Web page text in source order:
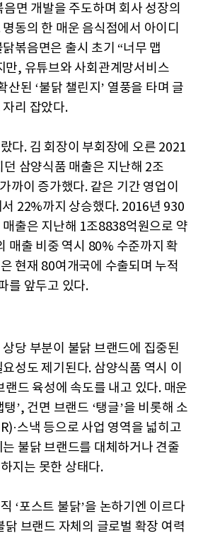
면 개발을 주도하며 회사 성장의
동의 한 매운 음식점에서 아이디
볶음면은 출시 초기 “너무 맵
만, 유튜브와 사회관계망서비스
산된 ‘불닭 챌린지’ 열풍을 타며 글
리 잡았다.
다. 김 회장이 부회장에 오른 2021
삼양식품 매출은 지난해 2조
까이 증가했다. 같은 기간 영업이
22%까지 상승했다. 2016년 930
출은 지난해 1조8838억원으로 약
매출 비중 역시 80% 수준까지 확
현재 80여개국에 수출되며 누적
를 앞두고 있다.
당 부분이 불닭 브랜드에 집중된
성도 제기된다. 삼양식품 역시 이
랜드 육성에 속도를 내고 있다. 매운
’, 건면 브랜드 ‘탱글’을 비롯해 소
스낵 등으로 사업 영역을 넓히고
불닭 브랜드를 대체하거나 견줄
지는 못한 상태다.
‘포스트 불닭’을 논하기엔 이르다
닭 브랜드 자체의 글로벌 확장 여력